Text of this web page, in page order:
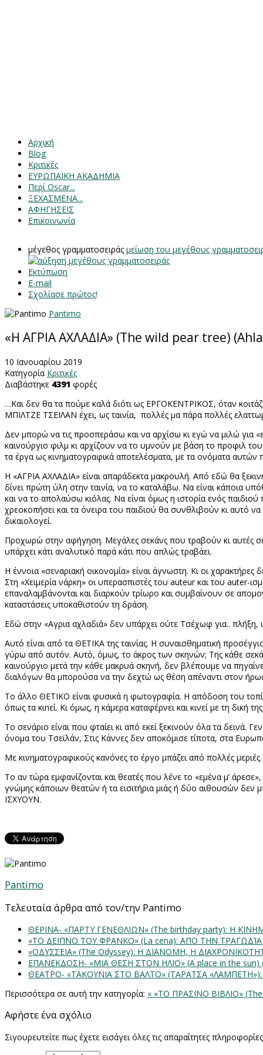
Αρχική
Blog
Κριτικές
ΕΥΡΩΠΑΙΚΗ ΑΚΑΔΗΜΙΑ
Περί Oscar...
ΞΕΧΑΣΜΕΝΑ...
ΑΦΗΓΗΣΕΙΣ
Επικοινωνία
μέγεθος γραμματοσειράς μείωση του μεγέθους
Εκτύπωση
E-mail
Σχολίασε πρώτος!
Pantimo
«Η ΑΓΡΙΑ ΑΧΛΑΔΙΑ» (The wild pear tree)
10 Ιανουαρίου 2019
Κατηγορία Κριτικές
Διαβάστηκε 4391 φορές
…Και δεν θα τα πούμε καλά διότι ως ΕΡΓΟΚΕΝΤΡΙΚΟΣ, όταν
ΜΠΙΛΤΖΕ ΤΣΕΪΛΑΝ έχει, ως ταινία, πολλές μα πάρα πολλές
Δεν μπορώ να τις προσπεράσω και να αρχίσω κι εγώ να μιλώ για
καινούργιο φιλμ κι αρχίζουν να το υμνούν με βάση το προφιλ
τα έργα ως κινηματογραφικά αποτελέσματα, με τα ονόματα
Η «ΑΓΡΙΑ ΑΧΛΑΔΙΑ» είναι απαράδεκτα μακρουλή. Από εδώ θα
δίνει πρώτη ύλη στην ταινία, να το καταλάβω. Να είναι κάποια
και να το απολαύσω κιόλας. Να είναι όμως η ιστορία ενός
χρεοκοπήσει και τα όνειρα του παιδιού θα συνθλιβούν κι αυτό
δικαιολογεί.
Προχωρώ στην αφήγηση. Μεγάλες σεκάνς που τραβούν κι αυτές
υπάρχει κάτι αναλυτικό παρά κάτι που απλώς τραβάει.
Η έννοια «σεναριακή οικονομία» είναι άγνωστη. Κι οι
Στη «Χειμερία νάρκη» οι υπερασπιστές του auteurκαι του auter-
επαναλαμβάνονται και διαρκούν τρίωρο και συμβαίνουν σε
καταστάσεις υποκαθιστούν τη δράση.
Εδώ στην «Αγρια αχλαδιά» δεν υπάρχει ούτε Τσέχωφ για.. πλήξη,
Αυτό είναι από τα ΘΕΤΙΚΑ της ταινίας. Η συναισθηματική
γύρω από αυτόν. Αυτό, όμως, το άκρος των σκηνών; Της κάθε
καινούργιο μετά την κάθε μακρυά σκηνή, δεν βλέπουμε να
διαλόγων θα μπορούσα να την δεχτώ ως θέση απέναντι στον
Το άλλο ΘΕΤΙΚΟ είναι φυσικά η φωτογραφία. Η απόδοση του
όπως τα κιnεί. Κι όμως, η κάμερα καταφέρνει και κινεί με τη δική
Το σενάριο είναι που φταίει κι από εκεί ξεκινούν όλα τα δεινά.
όνομα του Τσεϊλάν, Στις Κάννες δεν αποκόμισε τίποτα, στα
Με κινηματογραφικούς κανόνες το έργο μπάζει από πολλές μεριές.
Το αν τώρα εμφανίζονται και θεατές που λένε το «εμένα μ’
γνώμης κάποιων θεατών ή τα εισιτήρια μιάς ή δύο αιθουσών δεν
ΙΣΧΥΟΥΝ.
Pantimo
Τελευταία άρθρα από τον/την Pantimo
ΘΕΡΙΝΑ- «ΠΑΡΤΥ ΓΕΝΕΘΛΙΩΝ» (The birthday party): H
«ΤΟ ΔΕΙΠΝΟ ΤΟΥ ΦΡΑΝΚΟ» (La cena): ΑΠΟ ΤΗΝ
«ΟΔΥΣΣΕΙΑ» (The Odyssey): Η ΔΙΑΝΟΜΗ, Η
ΕΠΑΝΕΚΔΟΣΗ- «ΜΙΑ ΘΕΣΗ ΣΤΟΝ ΗΛΙΟ» (Α place in the
ΘΕΑΤΡΟ- «ΤΑΚΟΥΝΙΑ ΣΤΟ ΒΑΛΤΟ» (ΤΑΡΑΤΣΑ
Περισσότερα σε αυτή την κατηγορία: « «ΤΟ ΠΡΑΣΙΝΟ ΒΙΒΛΙΟ»
Αφήστε ένα σχόλιο
Σιγουρευτείτε πως έχετε εισάγει όλες τις απαραίτητες